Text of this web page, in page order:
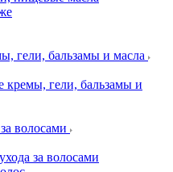
гели, бальзамы и масла
кремы, гели, бальзамы и
волосами
за волосами